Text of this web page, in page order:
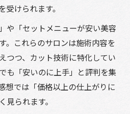
けられます。
や「セットメニューが安い美容
。これらのサロンは施術内容を
つつ、カット技術に特化してい
も「安いのに上手」と評判を集
想では「価格以上の仕上がりに
見られます。